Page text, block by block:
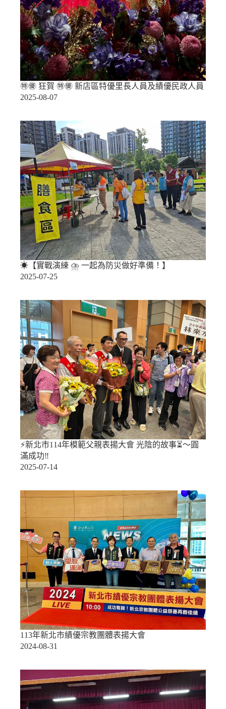
㊕㊝ 狂賀 ㊕㊝ 新店區特優里長人員及績優民政人員
2025-08-07
☀【實戰演練 ⛈︎ 一起為防災做好準備！】
2025-07-25
⚡新北市114年模範父親表揚大會 光陰的故事⏳～圓
滿成功‼️
2025-07-14
113年新北市績優宗教團體表揚大會
2024-08-31